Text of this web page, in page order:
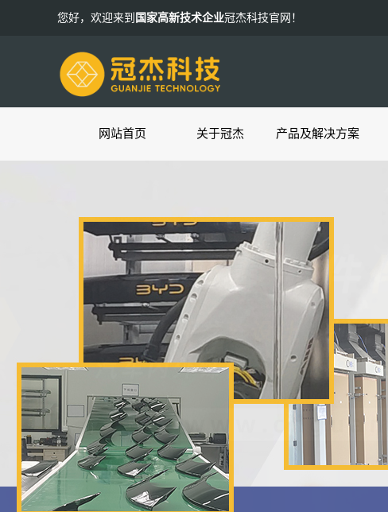
您好，欢迎来到 国家高新技术企业冠杰科技官网！
网站首页 关于冠杰 产品及解决方案